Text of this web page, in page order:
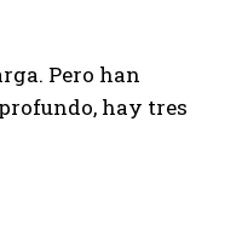
Pero han
hay tres